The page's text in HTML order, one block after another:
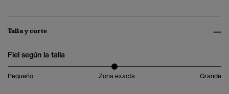
Talla y corte
Fiel según la talla
Pequeño Zona exacta Grande